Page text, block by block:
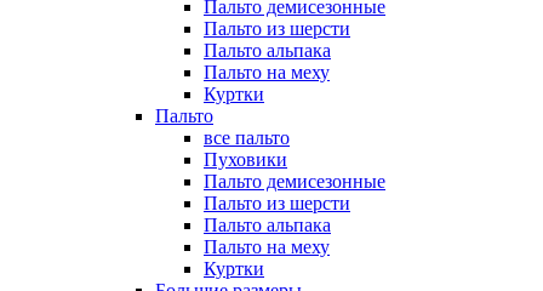
Пальто демисезонные
Пальто из шерсти
Пальто альпака
Пальто на меху
Куртки
Пальто
все пальто
Пуховики
Пальто демисезонные
Пальто из шерсти
Пальто альпака
Пальто на меху
Куртки